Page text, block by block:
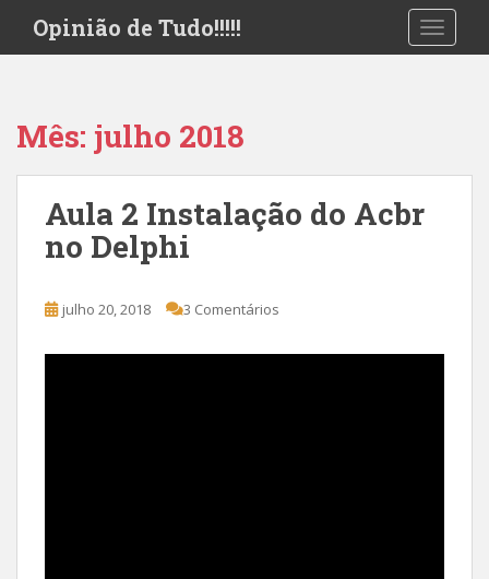
i
Opinião de Tudo!!!!!
Mês: julho 2018
Aula 2 Instalação do Acbr
no Delphi
julho 20, 2018 3 Comentários